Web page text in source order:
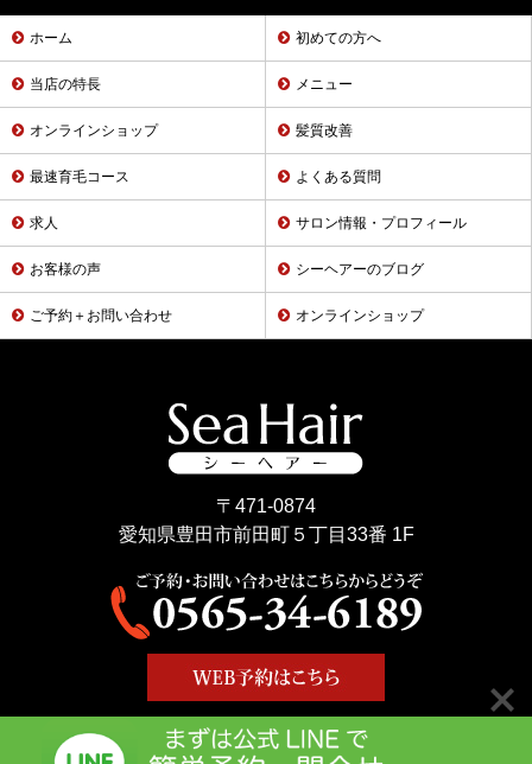
ホーム 初めての方へ
当店の特長 メニュー
オンラインショップ 髪質改善
最速育毛コース よくある質問
求人 サロン情報・プロフィール
お客様の声 シーヘアーのブログ
ご予約＋お問い合わせ オンラインショップ
〒471-0874
愛知県豊田市前田町５丁目33番 1F